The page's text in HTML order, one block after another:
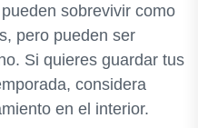
sobrevivir como
pero pueden ser
Si quieres guardar tus
considera
en el interior.